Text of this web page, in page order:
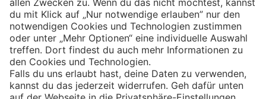
Eishockey
Impressum